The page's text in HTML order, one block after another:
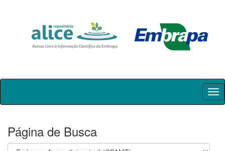
Skip
Página de Busca